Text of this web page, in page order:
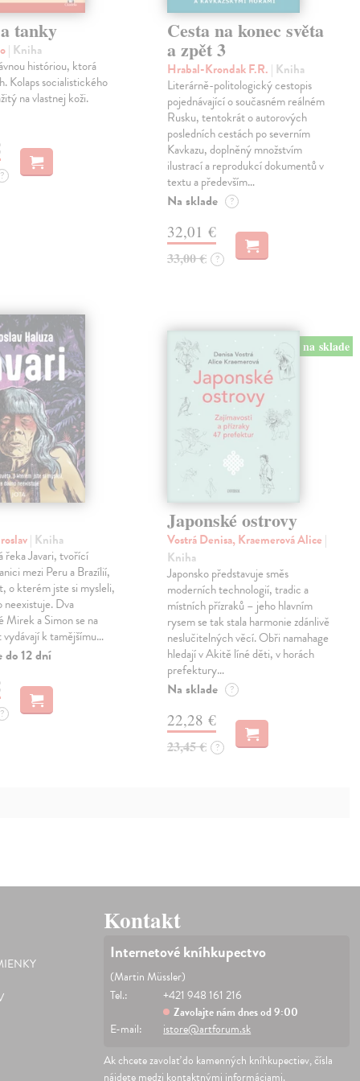
tanky
| Kniha
históriou, ktorá
Kolaps socialistického
na vlastnej koži.
?
Cesta na konec světa
a zpět 3
Hrabal-Krondak F.R. | Kniha
Literárně-politologický cestopis
pojednávající o současném reálném
Rusku, tentokrát o autorových
posledních cestách po severním
Kavkazu, doplněný množstvím
ilustrací a reprodukcí dokumentů v
textu a především…
Na sklade ?
32,01 €
33,00 € ?
| Kniha
řeka Javari, tvořící
mezi Peru a Brazílií,
o kterém jste si mysleli,
neexistuje. Dva
Mirek a Simon se na
vydávají k tamějšímu…
do 12 dní
?
na sklade
Japonské ostrovy
Vostrá Denisa, Kraemerová Alice |
Kniha
Japonsko představuje směs
moderních technologií, tradic a
místních přízraků – jeho hlavním
rysem se tak stala harmonie zdánlivě
neslučitelných věcí. Obři namahage
hledají v Akitě líné děti, v horách
prefektury…
Na sklade ?
22,28 €
23,45 € ?
Kontakt
Internetové kníhkupectvo
(Martin Müssler)
Tel.:
+421 948 161 216
Zavolajte nám dnes od 9:00
E-mail:
istore@artforum.sk
Ak chcete zavolať do kamenných kníhkupectiev, čísla